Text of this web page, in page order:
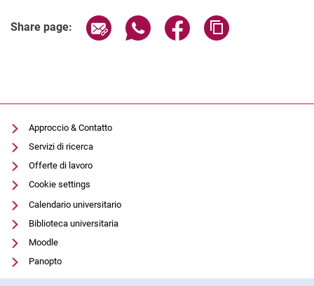
Share page: Share page via email
Share page via WhatsApp
Share page via
Approccio & Contatto
Servizi di ricerca
Offerte di lavoro
Cookie settings
Calendario universitario
Biblioteca universitaria
Moodle
Panopto
Protezione dei dati